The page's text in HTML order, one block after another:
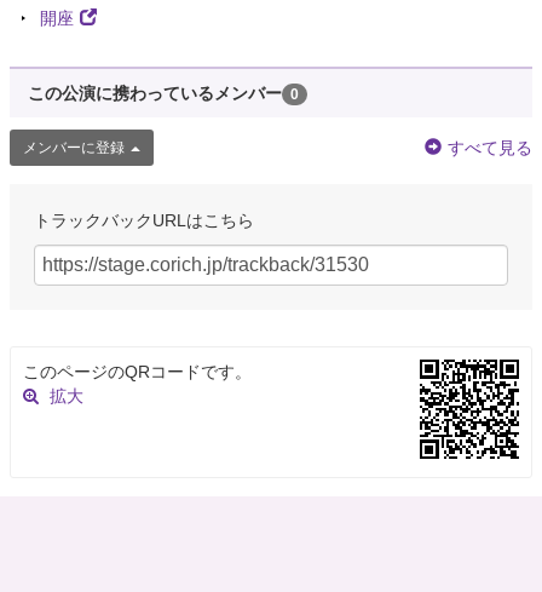
開座
この公演に携わっているメンバー 0
メンバーに登録 すべて見る
トラックバックURLはこちら
このページのQRコードです。
拡大